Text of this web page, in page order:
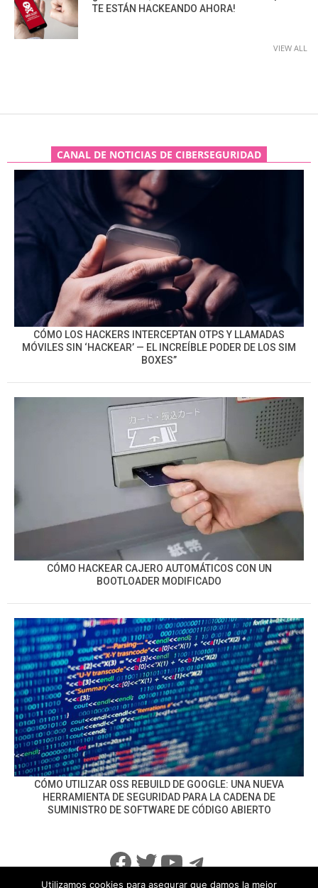
TE ESTÁN HACKEANDO AHORA!
VIEW ALL
CANAL DE NOTICIAS DE CIBERSEGURIDAD
CÓMO LOS HACKERS INTERCEPTAN OTPS Y LLAMADAS
MÓVILES SIN ‘HACKEAR’ — EL INCREÍBLE PODER DE LOS SIM
BOXES”
CÓMO HACKEAR CAJERO AUTOMÁTICOS CON UN
BOOTLOADER MODIFICADO
CÓMO UTILIZAR OSS REBUILD DE GOOGLE: UNA NUEVA
HERRAMIENTA DE SEGURIDAD PARA LA CADENA DE
SUMINISTRO DE SOFTWARE DE CÓDIGO ABIERTO
Facebook
Twitter
YouTube
Telegram
Utilizamos cookies para asegurar que damos la mejor